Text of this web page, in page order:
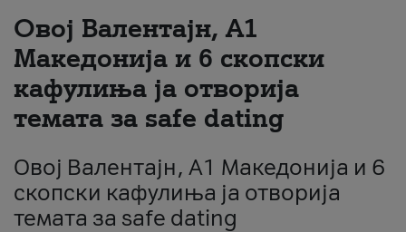
Овој Валентајн, A1
Македонија и 6 скопски
кафулиња ја отворија
темата за safe dating
Овој Валентајн, A1 Македонија и 6
скопски кафулиња ја отворија
темата за safe dating